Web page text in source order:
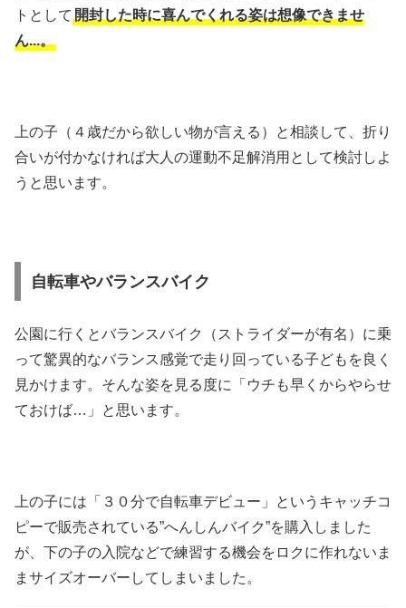
トとして 開封した時に喜んでくれる姿は想像できませ
ん...。
上の子（４歳だから欲しい物が言える）と相談して、折り
合いが付かなければ大人の運動不足解消用として検討しよ
うと思います。
自転車やバランスバイク
公園に行くとバランスバイク（ストライダーが有名）に乗
って驚異的なバランス感覚で走り回っている子どもを良く
見かけます。そんな姿を見る度に「ウチも早くからやらせ
ておけば…」と思います。
上の子には「３０分で自転車デビュー」というキャッチコ
ピーで販売されている”へんしんバイク”を購入しました
が、下の子の入院などで練習する機会をロクに作れないま
まサイズオーバーしてしまいました。